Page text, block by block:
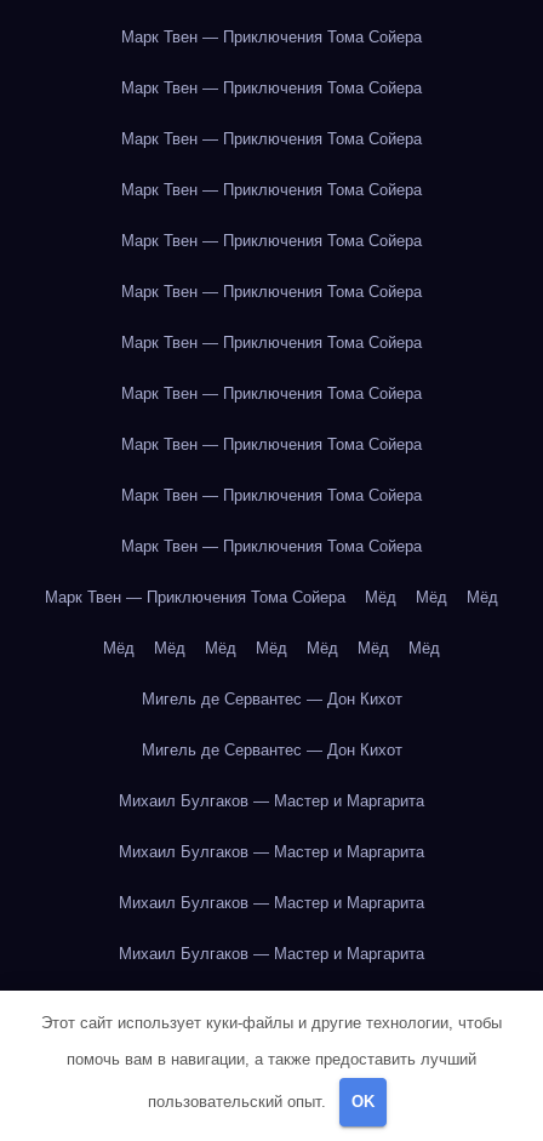
Марк Твен — Приключения Тома Сойера
Марк Твен — Приключения Тома Сойера
Марк Твен — Приключения Тома Сойера
Марк Твен — Приключения Тома Сойера
Марк Твен — Приключения Тома Сойера
Марк Твен — Приключения Тома Сойера
Марк Твен — Приключения Тома Сойера
Марк Твен — Приключения Тома Сойера
Марк Твен — Приключения Тома Сойера
Марк Твен — Приключения Тома Сойера
Марк Твен — Приключения Тома Сойера
Марк Твен — Приключения Тома Сойера Мёд Мёд Мёд
Мёд Мёд Мёд Мёд Мёд Мёд Мёд
Мигель де Сервантес — Дон Кихот
Мигель де Сервантес — Дон Кихот
Михаил Булгаков — Мастер и Маргарита
Михаил Булгаков — Мастер и Маргарита
Михаил Булгаков — Мастер и Маргарита
Михаил Булгаков — Мастер и Маргарита
Михаил Булгаков — Мастер и Маргарита
Михаил Булгаков — Мастер и Маргарита
Этот сайт использует куки-файлы и другие технологии, чтобы
помочь вам в навигации, а также предоставить лучший
пользовательский опыт. OK